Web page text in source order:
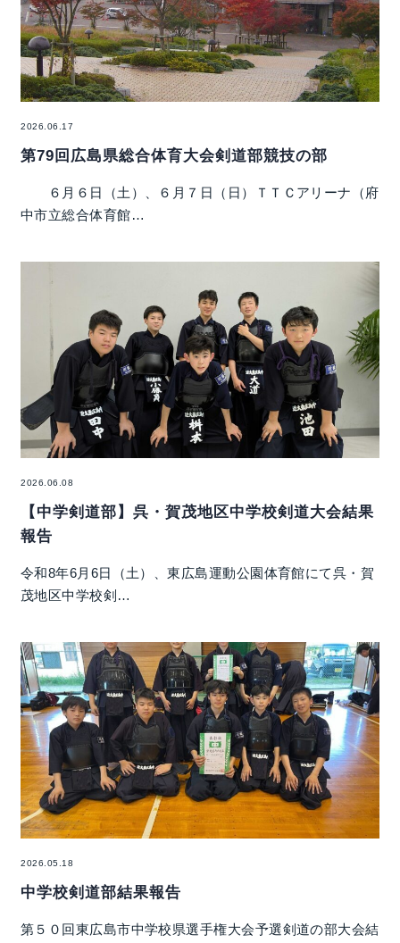
2026.06.17
第79回広島県総合体育大会剣道部競技の部
６月６日（土）、６月７日（日）ＴＴＣアリーナ（府
中市立総合体育館…
2026.06.08
【中学剣道部】呉・賀茂地区中学校剣道大会結果
報告
令和8年6月6日（土）、東広島運動公園体育館にて呉・賀
茂地区中学校剣…
2026.05.18
中学校剣道部結果報告
第５０回東広島市中学校県選手権大会予選剣道の部大会結